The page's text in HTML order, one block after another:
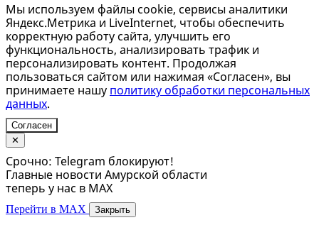
Мы используем файлы cookie, сервисы аналитики
Яндекс.Метрика и LiveInternet, чтобы обеспечить
корректную работу сайта, улучшить его
функциональность, анализировать трафик и
персонализировать контент. Продолжая
пользоваться сайтом или нажимая «Согласен», вы
принимаете нашу политику обработки персональных
данных.
Согласен
✕
Срочно: Telegram блокируют!
Главные новости Амурской области
теперь у нас в MAX
Перейти в MAX Закрыть